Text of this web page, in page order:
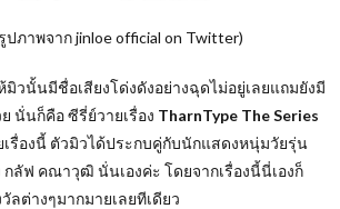
ภาพจาก jinloe official on Twitter)
นมีชื่อเสียงโด่งดังอย่างฉุดไม่อยู่เลยแถมยังมี
นั่นก็คือ ซีรี่ย์วายเรื่อง TharnType The Series
เรื่องนี้ ตัวมิวได้ประกบคู่กับนักแสดงหนุ่มวัยรุ่น
ลัฟ คณาวุฒิ นั่นเองค่ะ โดยจากเรื่องนี้นี่เองก็
ลต่างๆมากมายเลยทีเดียว